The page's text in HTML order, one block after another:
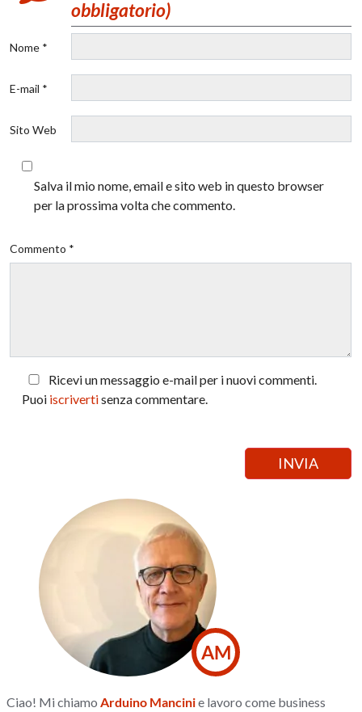
obbligatorio)
Nome *
E-mail *
Sito Web
Salva il mio nome, email e sito web in questo browser
per la prossima volta che commento.
Commento *
Ricevi un messaggio e-mail per i nuovi commenti.
Puoi iscrivertisenza commentare.
AM
Ciao! Mi chiamoArduino Mancinie lavoro come business